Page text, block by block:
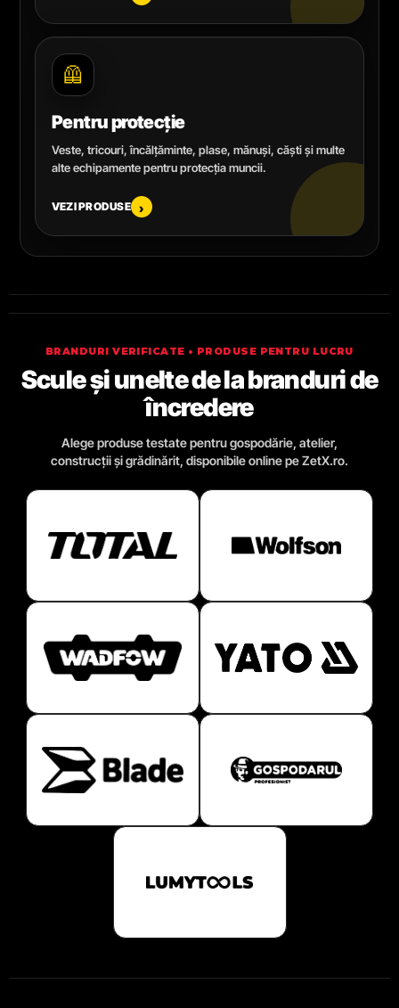
🦺
Pentru protecție
Veste, tricouri, încălțăminte, plase, mănuși, căști și multe
alte echipamente pentru protecția muncii.
VEZI PRODUSE ›
BRANDURI VERIFICATE • PRODUSE PENTRU LUCRU
Scule și unelte de la branduri de
încredere
Alege produse testate pentru gospodărie, atelier,
construcții și grădinărit, disponibile online pe ZetX.ro.